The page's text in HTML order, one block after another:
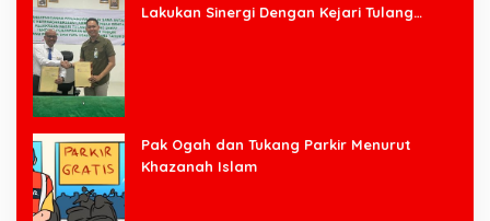
Lakukan Sinergi Dengan Kejari Tulang
Pak Ogah dan Tukang Parkir Menurut
Khazanah Islam